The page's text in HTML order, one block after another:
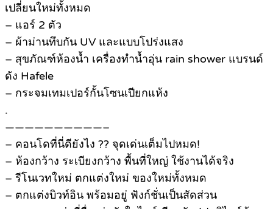
เปลี่ยนใหม่ทั้งหมด
– แอร์ 2 ตัว
– ผ้าม่านทึบกัน UV และแบบโปร่งแสง
– สุขภัณฑ์ห้องน้ำ เครื่องทำน้ำอุ่น rain shower แบรนด์
ดัง Hafele
– กระจมเทมเปอร์กั้นโซนเปียกแห้ง
.
——————————–
– คอนโดที่นี่ดียังไง ?? จุดเด่นเต็มไปหมด!
– ห้องกว้าง ระเบียงกว้าง พื้นที่ใหญ่ ใช้งานได้จริง
– รีโนเวทใหม่ ตกแต่งใหม่ ของใหม่ทั้งหมด
– ตกแต่งบิวท์อิน พร้อมอยู่ ฟังก์ชั่นเป็นสัดส่วน